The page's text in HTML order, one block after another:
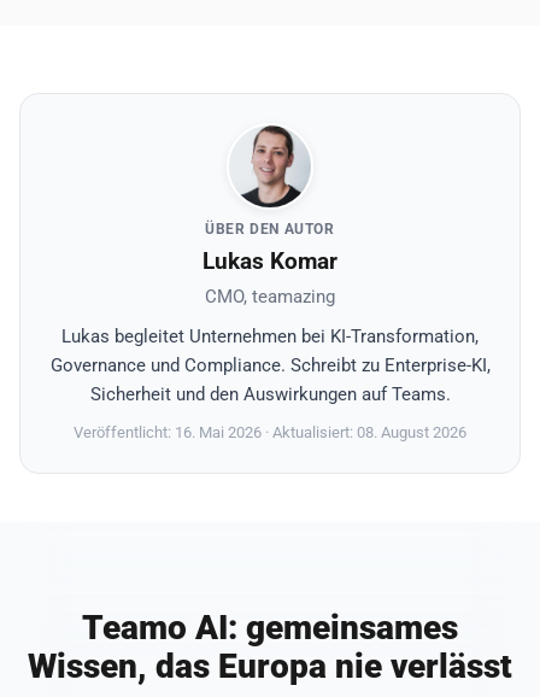
ÜBER DEN AUTOR
Lukas Komar
CMO, teamazing
Lukas begleitet Unternehmen bei KI-Transformation,
Governance und Compliance. Schreibt zu Enterprise-KI,
Sicherheit und den Auswirkungen auf Teams.
Veröffentlicht: 16. Mai 2026 · Aktualisiert: 08. August 2026
Teamo AI: gemeinsames
Wissen, das Europa nie verlässt